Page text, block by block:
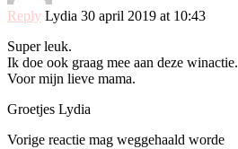
Reply Lydia 30 april 2019 at 10:43
Super leuk.
Ik doe ook graag mee aan deze winactie.
Voor mijn lieve mama.
Groetjes Lydia
Vorige reactie mag weggehaald worde